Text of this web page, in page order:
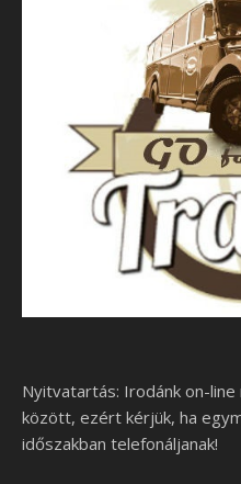
Nyitvatartás: Irodánk on-
között, ezért kérjük, ha
időszakban telefonáljanak!